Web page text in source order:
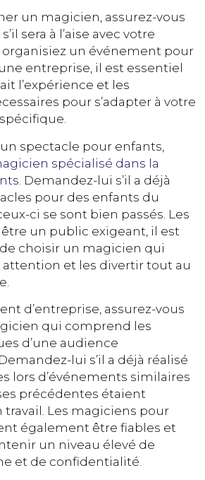
un magicien, assurez-vous
sera à l’aise avec votre
organisiez un événement pour
entreprise, il est essentiel
l’expérience et les
pour s’adapter à votre
spectacle pour enfants,
spécialisé dans la
. Demandez-lui s’il a déjà
pour des enfants du
ci se sont bien passés. Les
un public exigeant, il est
choisir un magicien qui
attention et les divertir tout au
d’entreprise, assurez-vous
qui comprend les
d’une audience
lui s’il a déjà réalisé
lors d’événements similaires
précédentes étaient
travail. Les magiciens pour
également être fiables et
un niveau élevé de
et de confidentialité.